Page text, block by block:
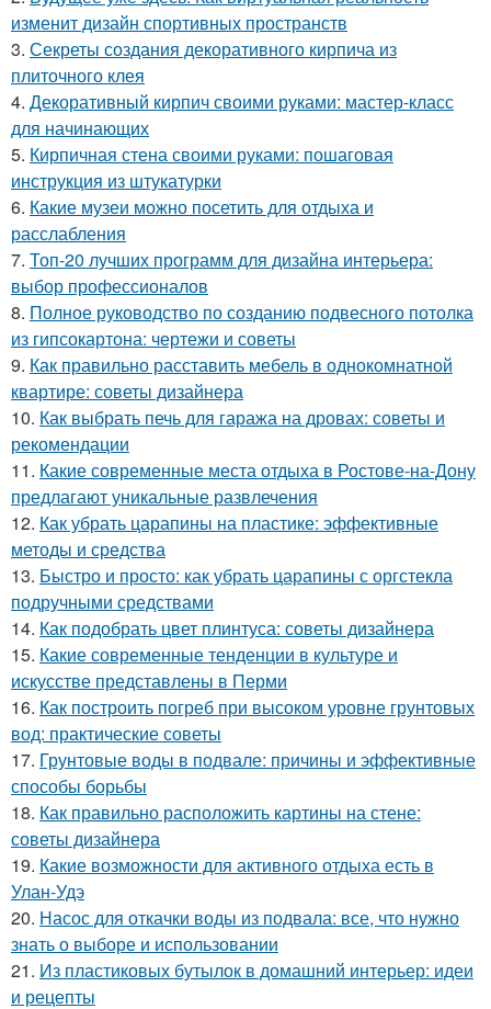
изменит дизайн спортивных пространств
3. Секреты создания декоративного кирпича из
плиточного клея
4. Декоративный кирпич своими руками: мастер-класс
для начинающих
5. Кирпичная стена своими руками: пошаговая
инструкция из штукатурки
6. Какие музеи можно посетить для отдыха и
расслабления
7. Топ-20 лучших программ для дизайна интерьера:
выбор профессионалов
8. Полное руководство по созданию подвесного потолка
из гипсокартона: чертежи и советы
9. Как правильно расставить мебель в однокомнатной
квартире: советы дизайнера
10. Как выбрать печь для гаража на дровах: советы и
рекомендации
11. Какие современные места отдыха в Ростове-на-Дону
предлагают уникальные развлечения
12. Как убрать царапины на пластике: эффективные
методы и средства
13. Быстро и просто: как убрать царапины с оргстекла
подручными средствами
14. Как подобрать цвет плинтуса: советы дизайнера
15. Какие современные тенденции в культуре и
искусстве представлены в Перми
16. Как построить погреб при высоком уровне грунтовых
вод: практические советы
17. Грунтовые воды в подвале: причины и эффективные
способы борьбы
18. Как правильно расположить картины на стене:
советы дизайнера
19. Какие возможности для активного отдыха есть в
Улан-Удэ
20. Насос для откачки воды из подвала: все, что нужно
знать о выборе и использовании
21. Из пластиковых бутылок в домашний интерьер: идеи
и рецепты